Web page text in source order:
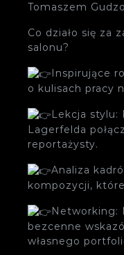
Tomaszem
Co działo się za
salonu?
Inspirujące
o kulisach pracy
Lekcja stylu:
Lagerfelda
reportażysty.
Analiza
kompozycji,
Networking:
bezcenne
własnego